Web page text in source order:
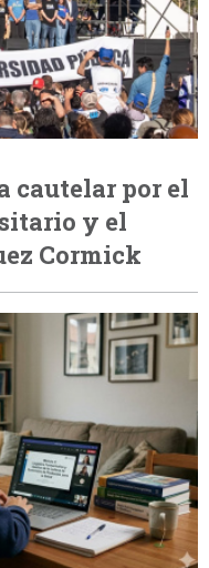
cautelar por el
y el
Cormick